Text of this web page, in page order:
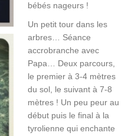
bébés nageurs !
Un petit tour dans les
arbres… Séance
accrobranche avec
Papa… Deux parcours,
le premier à 3-4 mètres
du sol, le suivant à 7-8
mètres ! Un peu peur au
début puis le final à la
tyrolienne qui enchante